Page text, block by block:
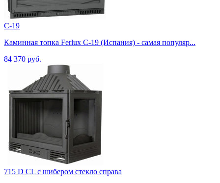
C-19
Каминная топка Ferlux C-19 (Испания) - самая популяр...
84 370 руб.
715 D CL с шибером стекло справа